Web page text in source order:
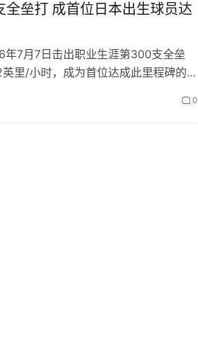
垒打 成首位日本出生球员达
7月7日击出职业生涯第300支全垒
里/小时，成为首位达成此里程碑的日
0